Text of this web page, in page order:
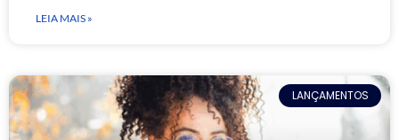
LEIA MAIS »
LANÇAMENTOS